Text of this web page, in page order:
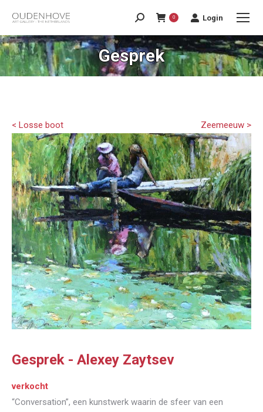
0 Login
Gesprek
Zeemeeuw >
< Losse boot
Gesprek - Alexey Zaytsev
verkocht
“Conversation”, een kunstwerk waarin de sfeer van een